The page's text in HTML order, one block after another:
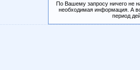
По Вашему запросу ничего не
необходимая информация. А
период